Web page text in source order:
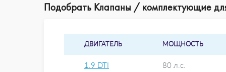
Подобрать Клапаны / комплектующие
ДВИГАТЕЛЬ МОЩНОСТЬ
1.9 DTI 80 л.с.